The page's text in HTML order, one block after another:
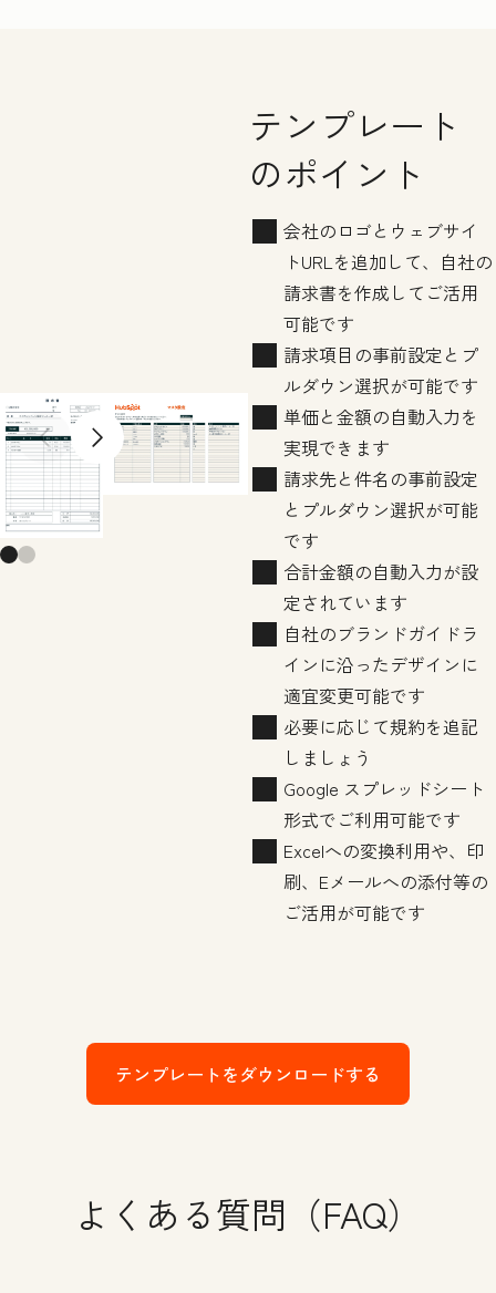
Previous slide
Next slide
テンプレート
のポイント
会社のロゴとウェブサイ
トURLを追加して、自社の
請求書を作成してご活用
可能です
請求項目の事前設定とプ
ルダウン選択が可能です
単価と金額の自動入力を
実現できます
請求先と件名の事前設定
とプルダウン選択が可能
です
合計金額の自動入力が設
定されています
自社のブランドガイドラ
インに沿ったデザインに
適宜変更可能です
必要に応じて規約を追記
しましょう
Google スプレッドシート
形式でご利用可能です
Excelへの変換利用や、印
刷、Eメールへの添付等の
ご活用が可能です
テンプレートをダウンロードする
よくある質問（FAQ）